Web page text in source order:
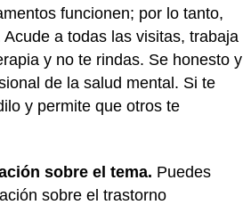
funcionen; por lo tanto,
a todas las visitas, trabaja
y no te rindas. Se honesto y
de la salud mental. Si te
y permite que otros te
sobre el tema. Puedes
sobre el trastorno